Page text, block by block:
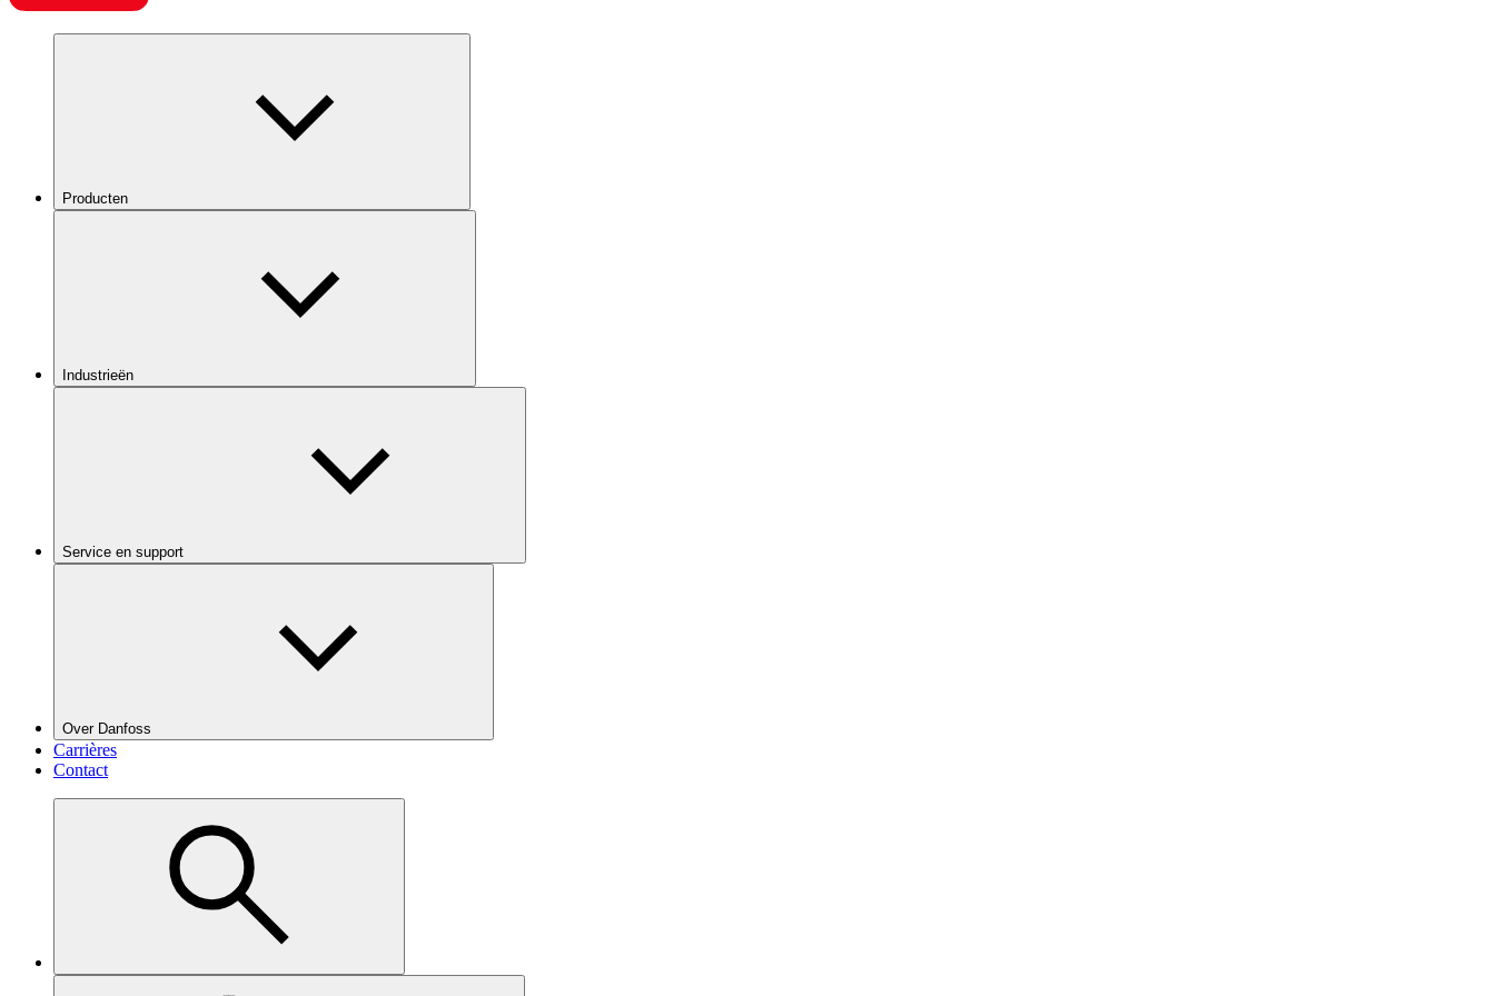
Producten
Industrieën
Service en support
Over Danfoss
Carrières
Contact